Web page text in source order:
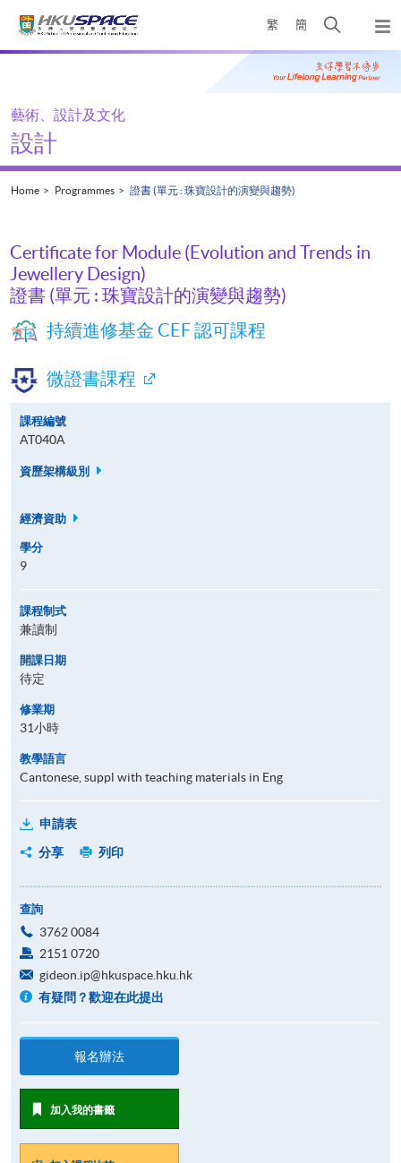
繁 簡
Open
search
panel
Main
藝術、設計及文化
設計
Home Programmes 證書 (單元 : 珠寶設計的演變與趨勢)
Certificate for Module (Evolution and Trends in
Jewellery Design)
證書 (單元 : 珠寶設計的演變與趨勢)
持續進修基金 CEF 認可課程
微證書課程
課程編號
AT040A
資歷架構級別
經濟資助
學分
9
課程制式
兼讀制
開課日期
待定
修業期
31小時
教學語言
Cantonese, suppl with teaching materials in Eng
申請表
分享
列印
查詢
3762 0084
2151 0720
gideon.ip@hkuspace.hku.hk
有疑問？歡迎在此提出
報名辦法
加入我的書籤